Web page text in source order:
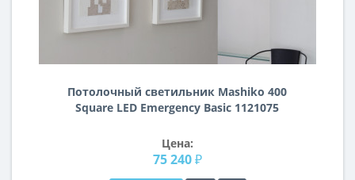
Потолочный светильник Mashiko 400
Square LED Emergency Basic 1121075
Цена:
75 240 ₽